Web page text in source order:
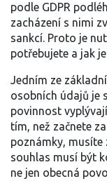
podle GDPR
zacházení s nimi
sankcí. Proto je
potřebujete a jak
Jedním ze
osobních údajů je
povinnost
tím, než začnete
poznámky,
souhlas musí být
ne jen obecná